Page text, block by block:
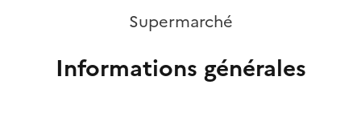
Supermarché
Informations générales